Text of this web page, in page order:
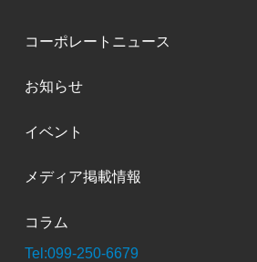
コーポレートニュース
お知らせ
イベント
メディア掲載情報
コラム
Tel:099-250-6679